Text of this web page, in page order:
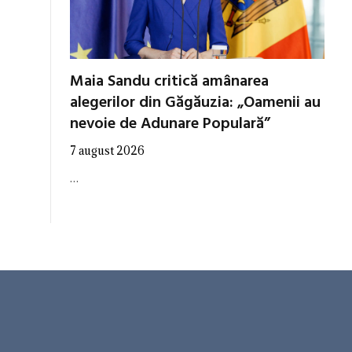
Maia Sandu critică amânarea
alegerilor din Găgăuzia: „Oamenii au
nevoie de Adunare Populară”
7 august 2026
…